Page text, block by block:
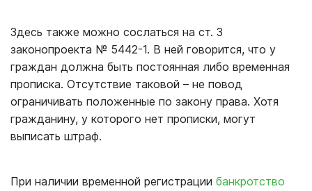
Здесь также можно сослаться на ст. 3
законопроекта № 5442-1. В ней говорится, что у
граждан должна быть постоянная либо временная
прописка. Отсутствие таковой – не повод
ограничивать положенные по закону права. Хотя
гражданину, у которого нет прописки, могут
выписать штраф.
При наличии временной регистрации банкротство